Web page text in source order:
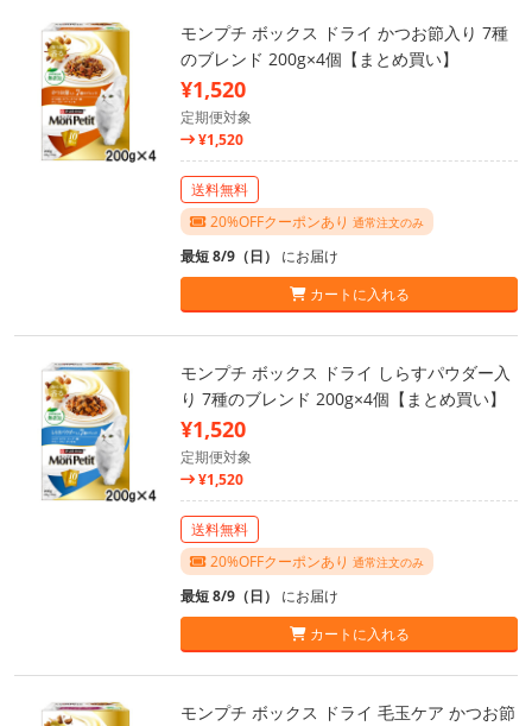
モンプチ ボックス ドライ かつお節入り 7種
のブレンド 200g×4個【まとめ買い】
¥1,520
定期便対象
¥1,520
送料無料
20%OFFクーポンあり 通常注文のみ
最短 8/9（日） にお届け
カートに入れる
モンプチ ボックス ドライ しらすパウダー入
り 7種のブレンド 200g×4個【まとめ買い】
¥1,520
定期便対象
¥1,520
送料無料
20%OFFクーポンあり 通常注文のみ
最短 8/9（日） にお届け
カートに入れる
モンプチ ボックス ドライ 毛玉ケア かつお節